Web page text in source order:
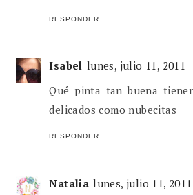
RESPONDER
Isabel lunes, julio 11, 2011
Qué pinta tan buena
delicados como nubecitas
RESPONDER
Natalia lunes, julio 11, 2011